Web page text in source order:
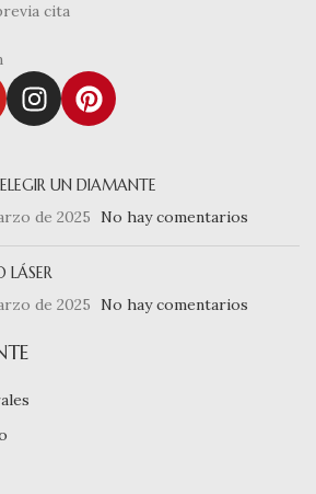
cita
UN DIAMANTE
de 2025
No hay comentarios
LÁSER
de 2025
No hay comentarios